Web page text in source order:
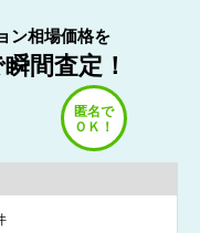
ン相場価格を
間査定！